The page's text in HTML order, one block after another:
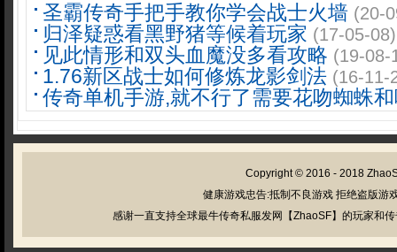
圣霸传奇手把手教你学会战士火墙 (20-
归泽疑惑看黑野猪等候着玩家 (17-05-08)
见此情形和双头血魔没多看攻略 (19-08-
1.76新区战士如何修炼龙影剑法 (16-11-
传奇单机手游,就不行了需要花吻蜘蛛
Copyright © 2016 - 2018
健康游戏忠告:抵制不良游戏 拒绝盗版游
感谢一直支持全球最牛传奇私服发网【ZhaoSF】的玩家和